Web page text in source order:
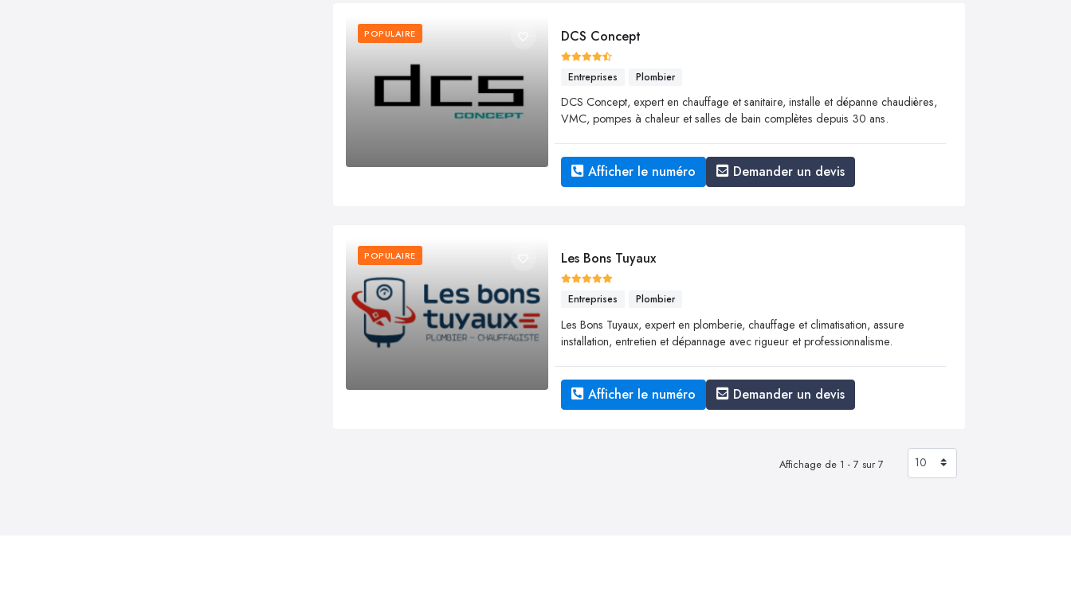
POPULAIRE DCS Concept
Entreprises Plombier
DCS Concept, expert en chauffage et sanitaire, installe et dépanne chaudières,
VMC, pompes à chaleur et salles de bain complètes depuis 30 ans.
Afficher le numéro Demander un devis
POPULAIRE Les Bons Tuyaux
Entreprises Plombier
Les Bons Tuyaux, expert en plomberie, chauffage et climatisation, assure
installation, entretien et dépannage avec rigueur et professionnalisme.
Afficher le numéro Demander un devis
Affichage de 1 - 7 sur 7